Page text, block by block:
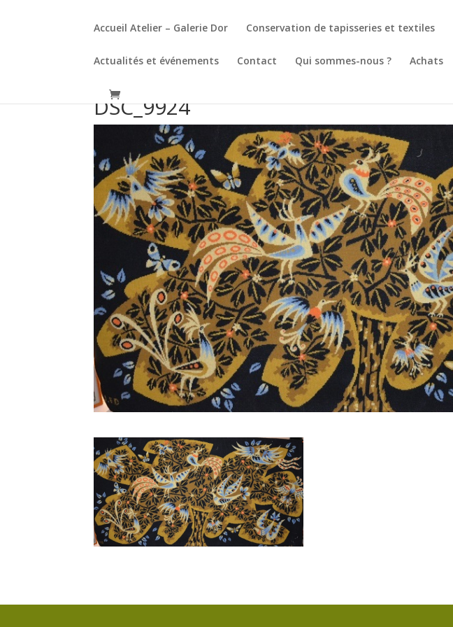
Accueil Atelier – Galerie Dor Conservation de tapisseries et textiles
Actualités et événements Contact Qui sommes-nous ? Achats
DSC_9924